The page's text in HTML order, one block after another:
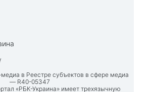
в Реестре субъектов в сфере медиа
— R40-05347
«РБК-Украина» имеет трехязычную